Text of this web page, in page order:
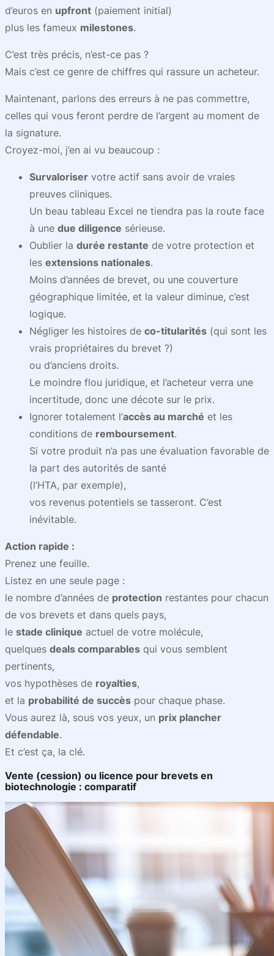
d’euros en upfront (paiement initial)
plus les fameux milestones.
C’est très précis, n’est-ce pas ?
Mais c’est ce genre de chiffres qui rassure un acheteur.
Maintenant, parlons des erreurs à ne pas commettre,
celles qui vous feront perdre de l’argent au moment de
la signature.
Croyez-moi, j’en ai vu beaucoup :
Survaloriser votre actif sans avoir de vraies
preuves cliniques.
Un beau tableau Excel ne tiendra pas la route face
à une due diligence sérieuse.
Oublier la durée restante de votre protection et
les extensions nationales.
Moins d’années de brevet, ou une couverture
géographique limitée, et la valeur diminue, c’est
logique.
Négliger les histoires de co-titularités (qui sont les
vrais propriétaires du brevet ?)
ou d’anciens droits.
Le moindre flou juridique, et l’acheteur verra une
incertitude, donc une décote sur le prix.
Ignorer totalement l’accès au marché et les
conditions de remboursement.
Si votre produit n’a pas une évaluation favorable de
la part des autorités de santé
(l’HTA, par exemple),
vos revenus potentiels se tasseront. C’est
inévitable.
Action rapide :
Prenez une feuille.
Listez en une seule page :
le nombre d’années de protection restantes pour chacun
de vos brevets et dans quels pays,
le stade clinique actuel de votre molécule,
quelques deals comparables qui vous semblent
pertinents,
vos hypothèses de royalties,
et la probabilité de succès pour chaque phase.
Vous aurez là, sous vos yeux, un prix plancher
défendable.
Et c’est ça, la clé.
Vente (cession) ou licence pour brevets en
biotechnologie : comparatif